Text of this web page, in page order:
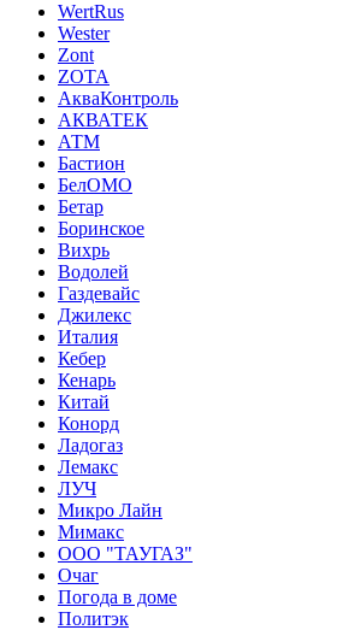
WertRus
Wester
Zont
ZOTA
АкваКонтроль
АКВАТЕК
АТМ
Бастион
БелОМО
Бетар
Боринское
Вихрь
Водолей
Газдевайс
Джилекс
Италия
Кебер
Кенарь
Китай
Конорд
Ладогаз
Лемакс
ЛУЧ
Микро Лайн
Мимакс
ООО "ТАУГАЗ"
Очаг
Погода в доме
Политэк